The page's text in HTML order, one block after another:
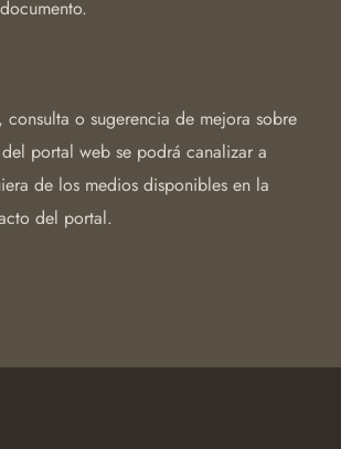
o sugerencia de mejora sobre
portal web se podrá canalizar a
de los medios disponibles en la
del portal.